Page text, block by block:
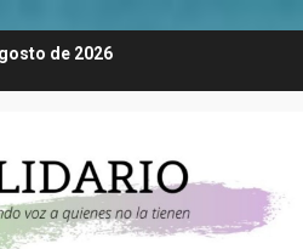
de 2026